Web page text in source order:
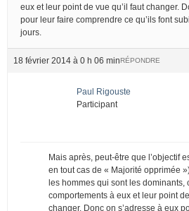
eux et leur point de vue qu’il faut changer.
pour leur faire comprendre ce qu’ils font
jours.
18 février 2014 à 0 h 06 minRÉPONDRE
Paul Rigouste
Participant
Mais après, peut-être que l’objectif
en tout cas de « Majorité opprimée
les hommes qui sont les dominants,
comportements à eux et leur point
changer. Donc on s’adresse à eux